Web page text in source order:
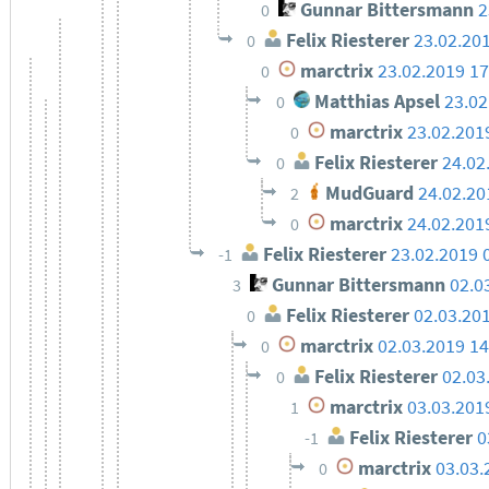
0 Gunnar Bittersmann
0 Felix Riesterer
0 marctrix23.02.2019
0 Matthias Apsel
0 marctrix
0 Felix Riesterer
2 MudGuard
0 marctrix
-1 Felix Riesterer 23.02.2019
3 Gunnar Bittersmann
0 Felix Riesterer
0 marctrix02.03.2019
0 Felix Riesterer
1 marctrix
-1 Felix Riesterer
0 marctrix